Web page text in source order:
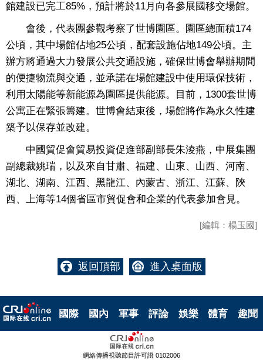
館建設已完工85%，預計將於11月向各參展國移交場館。
會後，代表團參觀考察了世博園區。園區總面積174
公頃，其中場館佔地25公頃，配套設施佔地149公頃。主
辦方將通過大力發展公共交通設施，確保世博會舉辦期間
的便捷物流與交通，並承諾在場館建設中使用環保技術，
利用太陽能等新能源為園區提供能源。目前，1300套世博
公寓正在緊張籌建。世博會結束後，場館將作為永久性建
築予以保存並改建。
中國貿促會貿易投資促進部副部長朱淩燕，中展集團
副總裁姚瑞，以及來自甘肅、福建、山東、山西、河南、
湖北、湖南、江西、黑龍江、內蒙古、浙江、江蘇、陝
西、上海等14個省區市貿促會和企業的代表參加會見。
[編輯：楊玉國]
返回頂部 進入桌面版
國際 國內 軍事 評論 娛樂 體育 趣聞
網絡傳播視聽節目許可證 0102006